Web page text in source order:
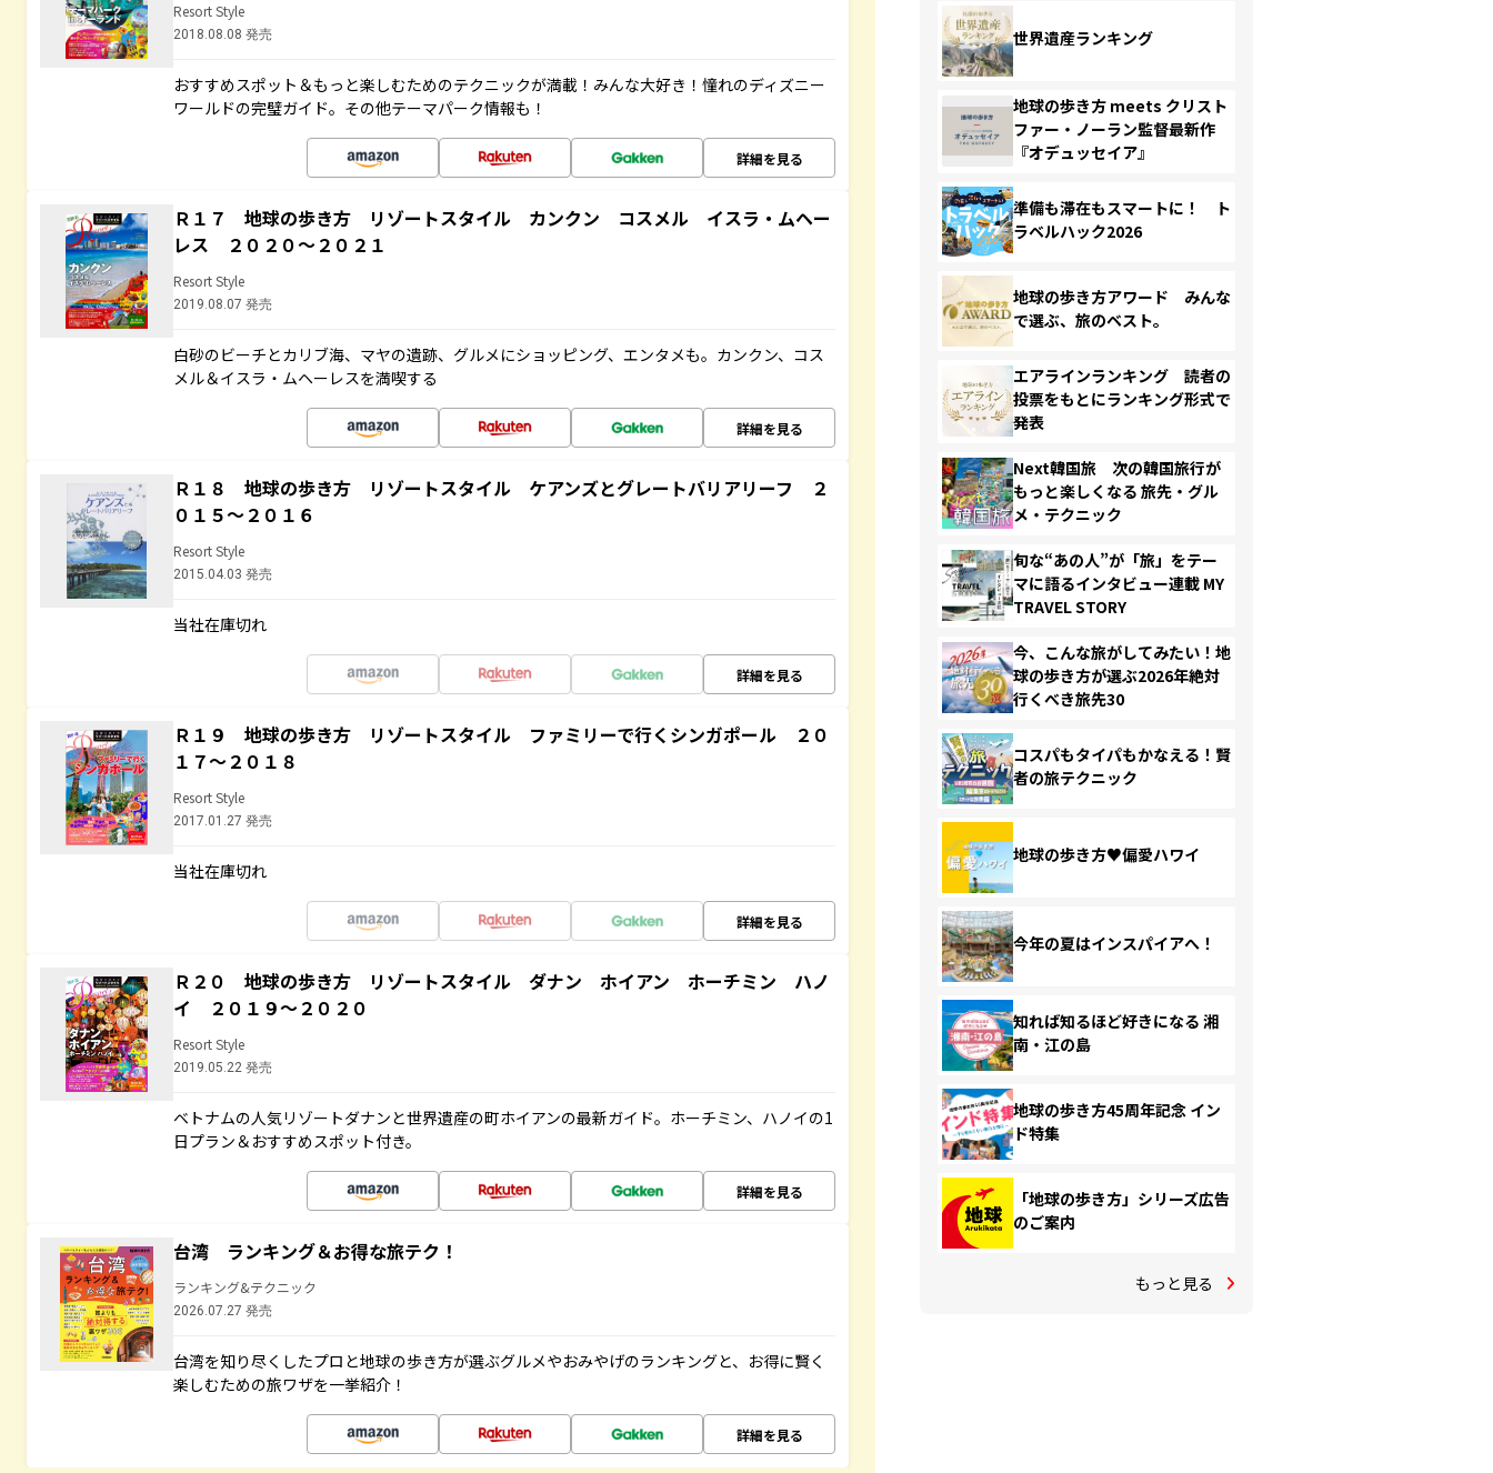
Resort Style
2018.08.08 発売
おすすめスポット＆もっと楽しむためのテクニックが満載！みんな大好き！憧れのディズニー
ワールドの完璧ガイド。その他テーマパーク情報も！
詳細を見る
Ｒ１７ 地球の歩き方 リゾートスタイル カンクン コスメル イスラ・ムヘー
レス ２０２０～２０２１
Resort Style
2019.08.07 発売
白砂のビーチとカリブ海、マヤの遺跡、グルメにショッピング、エンタメも。カンクン、コス
メル＆イスラ・ムヘーレスを満喫する
詳細を見る
Ｒ１８ 地球の歩き方 リゾートスタイル ケアンズとグレートバリアリーフ ２
０１５～２０１６
Resort Style
2015.04.03 発売
当社在庫切れ
詳細を見る
Ｒ１９ 地球の歩き方 リゾートスタイル ファミリーで行くシンガポール ２０
１７～２０１８
Resort Style
2017.01.27 発売
当社在庫切れ
詳細を見る
Ｒ２０ 地球の歩き方 リゾートスタイル ダナン ホイアン ホーチミン ハノ
イ ２０１９～２０２０
Resort Style
2019.05.22 発売
ベトナムの人気リゾートダナンと世界遺産の町ホイアンの最新ガイド。ホーチミン、ハノイの1
日プラン＆おすすめスポット付き。
詳細を見る
台湾 ランキング＆お得な旅テク！
ランキング&テクニック
2026.07.27 発売
台湾を知り尽くしたプロと地球の歩き方が選ぶグルメやおみやげのランキングと、お得に賢く
楽しむための旅ワザを一挙紹介！
詳細を見る
世界遺産ランキング
地球の歩き方 meets クリスト
ファー・ノーラン監督最新作
『オデュッセイア』
準備も滞在もスマートに！ ト
ラベルハック2026
地球の歩き方アワード みんな
で選ぶ、旅のベスト。
エアラインランキング 読者の
投票をもとにランキング形式で
発表
Next韓国旅 次の韓国旅行が
もっと楽しくなる 旅先・グル
メ・テクニック
旬な“あの人”が「旅」をテー
マに語るインタビュー連載 MY
TRAVEL STORY
今、こんな旅がしてみたい！地
球の歩き方が選ぶ2026年絶対
行くべき旅先30
コスパもタイパもかなえる！賢
者の旅テクニック
地球の歩き方♥偏愛ハワイ
今年の夏はインスパイアへ！
知れば知るほど好きになる 湘
南・江の島
地球の歩き方45周年記念 イン
ド特集
「地球の歩き方」シリーズ広告
のご案内
もっと見る